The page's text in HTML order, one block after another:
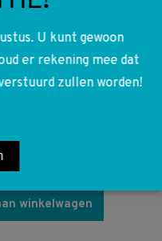
winkelwagen
2038216258
winkelwagen
U kunt gewoon
er rekening mee dat
zullen worden!